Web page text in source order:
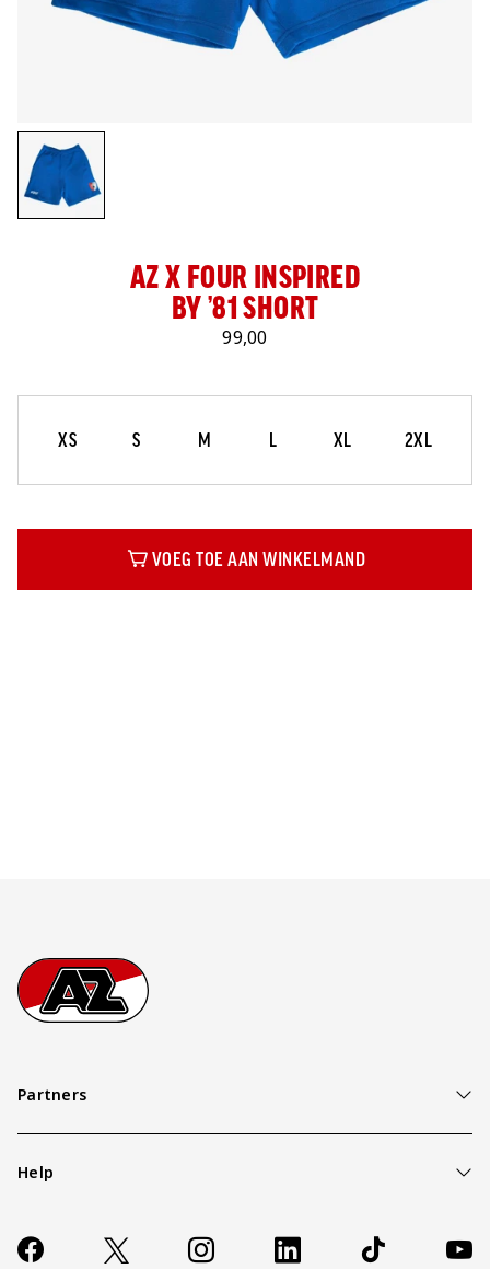
AZ X FOUR INSPIRED
BY ’81 SHORT
99,00
Maat
XS S M L XL 2XL
VOEG TOE AAN WINKELMAND
Footer
Ga naar onze homepage
Partners
Help
Contact
FAQ
Socials
https://www.facebook.com/AZAlkmaar
X Instagram LinkedIn TikTok